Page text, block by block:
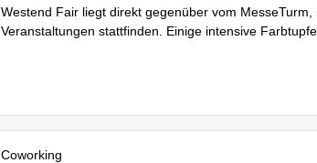
Westend Fair liegt direkt gegenüber vom
Veranstaltungen stattfinden. Einige intensive
Coworking